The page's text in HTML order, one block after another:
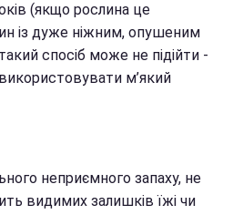
(якщо рослина це
із дуже ніжним, опушеним
спосіб може не підійти -
м’який
неприємного запаху, не
видимих залишків їжі чи